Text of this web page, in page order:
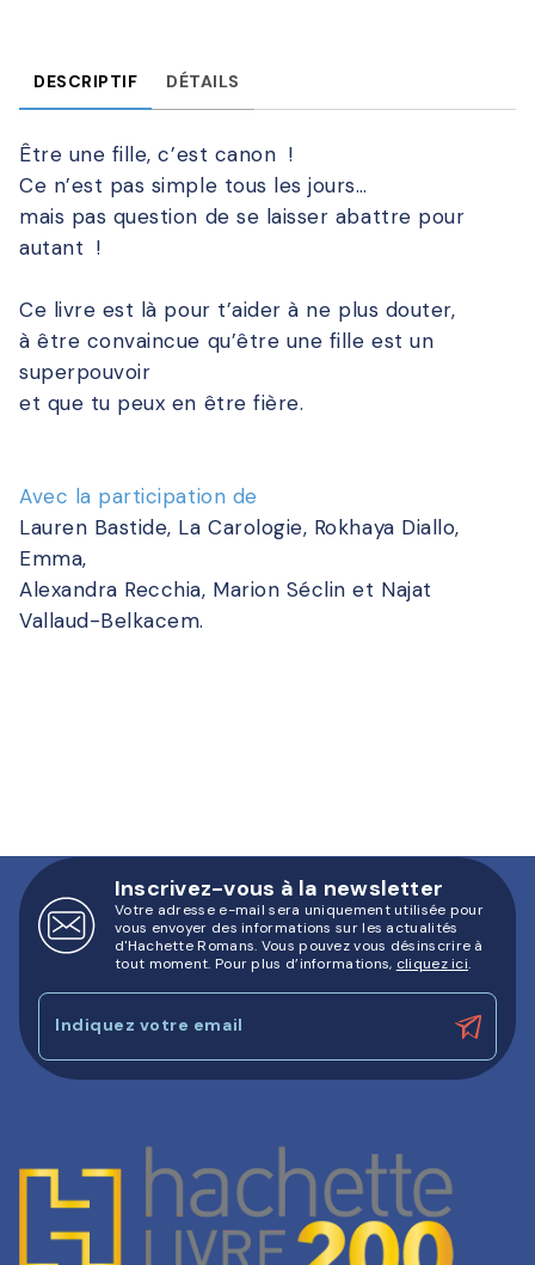
DESCRIPTIF DÉTAILS
Être une fille, c’est canon !
Ce n’est pas simple tous les jours…
mais pas question de se laisser abattre pour
autant !
Ce livre est là pour t’aider à ne plus douter,
à être convaincue qu’être une fille est un
superpouvoir
et que tu peux en être fière.
Avec la participation de
Lauren Bastide, La Carologie, Rokhaya Diallo,
Emma,
Alexandra Recchia, Marion Séclin et Najat
Vallaud-Belkacem.
Inscrivez-vous à la newsletter
Votre adresse e-mail sera uniquement utilisée pour
vous envoyer des informations sur les actualités
d'Hachette Romans. Vous pouvez vous désinscrire à
tout moment. Pour plus d’informations, cliquez ici.
Indiquez votre email